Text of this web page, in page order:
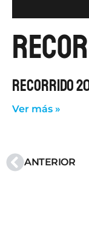
RECORRIDO
Ver más »
ANTERIOR